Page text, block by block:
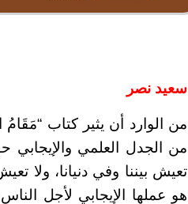
سعيد نصر
من الوارد أن يثير كتاب
من الجدل العلمي والإيجابي
تعيش بيننا وفي دنيانا، ولا
هو عملها الإيجابي لأجل